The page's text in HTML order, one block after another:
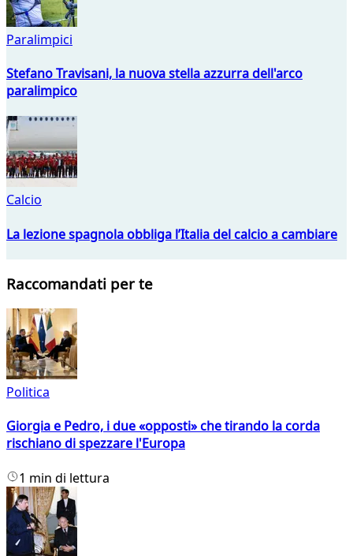
Paralimpici
Stefano Travisani, la nuova stella azzurra dell'arco
paralimpico
Calcio
La lezione spagnola obbliga l’Italia del calcio a cambiare
Raccomandati per te
Politica
Giorgia e Pedro, i due «opposti» che tirando la corda
rischiano di spezzare l'Europa
1 min di lettura